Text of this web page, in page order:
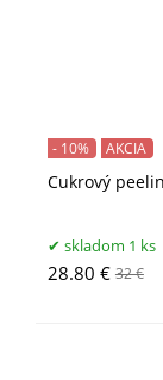
Cukrový
- 10% AKCIA
skladom 1 ks
28.80 € 32 €